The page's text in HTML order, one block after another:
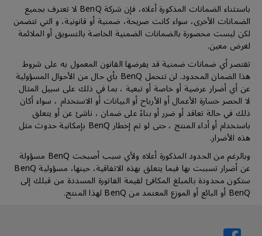
باستثناء الضمانات المذكورة أعلاه، فإن شركة BenQ لا تعترف بجميع
الضمانات الأخرى، سواء كانت صريحة، ضمنية أو قانونية، و التي تتضمن
لكن ليست محصورة بالضمانات الضمنية الخاصة بالتسويق أو الملائمة
لغرض معين.
تقتصر أي ضمانات ضمنية قد يفرضها القانون المعمول به على شروط
هذا الضمان المحدود. لن تتحمل BenQ بأي حال من الأحوال المسؤولية
عن أي أضرار عرضية أو خاصة أو تبعية ، بما في ذلك على سبيل المثال
لا الحصر خسارة الأعمال أو الأرباح أو البيانات أو الاستخدام ، سواء أكان
ذلك في حالة تعاقد أو ضرر أو بناءً على ضمان ، ناشئ عن أو يتعلق
باستخدام أو أداء المنتج ، حتى لو تم إخطار BenQ بإمكانية حدوث مثل
هذه الأضرار.
وبالرغم من الحدود المذكورة أعلاه ولأي سبب أصبحت BenQ مسؤولة
عن أضرار تسببت بها فيما يتعلق بهذه الاتفاقية، حينها، مسؤولية BenQ
ستكون محدودة بالمبلغ المكافئ لقيمة الفاتورة المسددة من قبلك إلى
BenQ أو البائع أو الموزع المعتمد من BenQ لهذا المنتج.